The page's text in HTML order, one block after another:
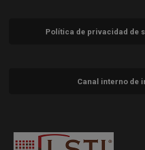
Política de privacidad de
Canal interno de